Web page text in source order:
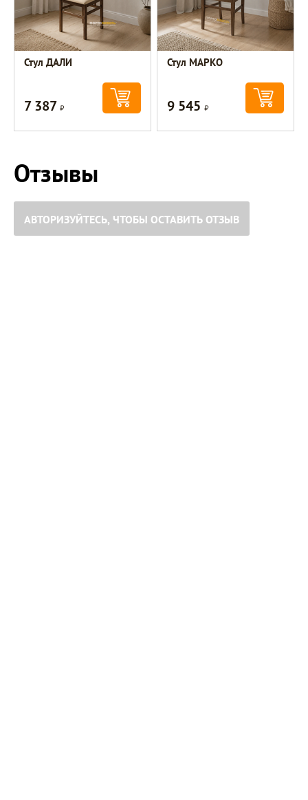
Стул ДАЛИ
7 387Р
Стул МАРКО
9 545Р
Отзывы
АВТОРИЗУЙТЕСЬ, ЧТОБЫ ОСТАВИТЬ ОТЗЫВ